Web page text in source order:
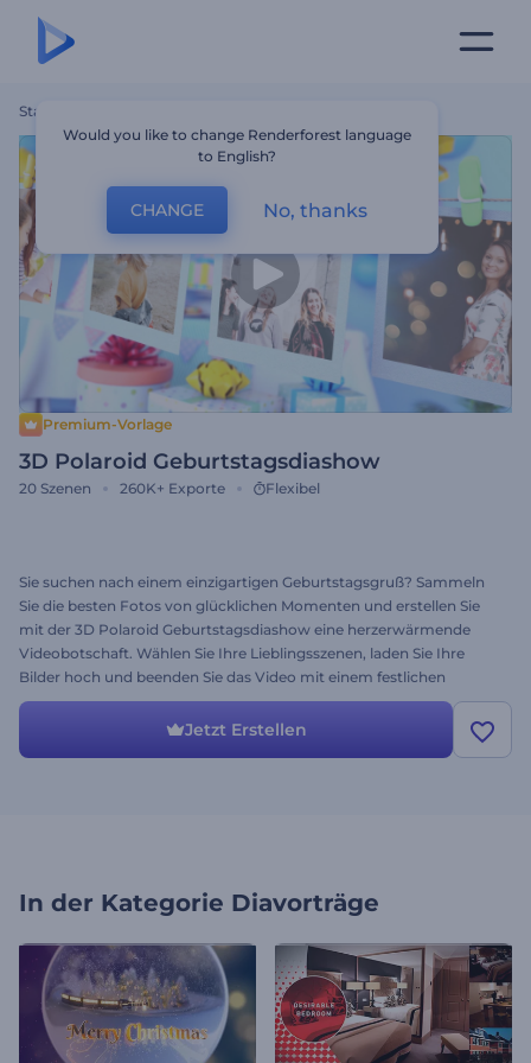
Startseite
Premium-Vorlage
3D Polaroid Geburtstagsdiashow
20 Szenen 260K+ Exporte Flexibel
Sie suchen nach einem einzigartigen Geburtstagsgruß? Sammeln
Sie die besten Fotos von glücklichen Momenten und erstellen Sie
mit der 3D Polaroid Geburtstagsdiashow eine herzerwärmende
Videobotschaft. Wählen Sie Ihre Lieblingsszenen, laden Sie Ihre
Bilder hoch und beenden Sie das Video mit einem festlichen
Musikstück. Perfekt für Geburtstagswünsche,
Geburtstagseinladungen, Familien-Diashows und vieles mehr.
Sorgen Sie dafür, dass sich Ihre Lieben besonders fühlen. Testen Sie
Jetzt Erstellen
In der Kategorie Diavorträge
Would you like to change Renderforest language
to English?
CHANGE No, thanks